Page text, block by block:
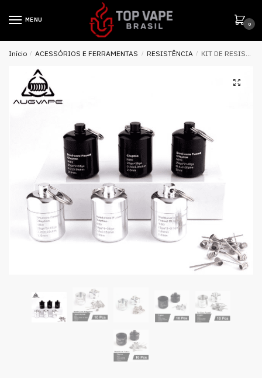
MENU
0
Início / ACESSÓRIOS E FERRAMENTAS / RESISTÊNCIA / KIT DE RESISTÊNCIAS PRONTAS AUG COIL – AUGVAPE